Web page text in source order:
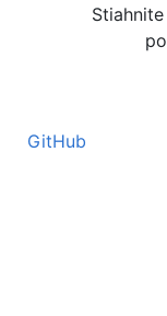
GitHub